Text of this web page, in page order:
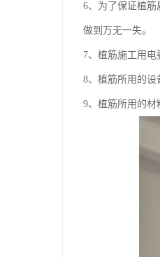
6、为了保证植
做到万无一失。
7、植筋施工用电
8、植筋所用的设
9、植筋所用的材